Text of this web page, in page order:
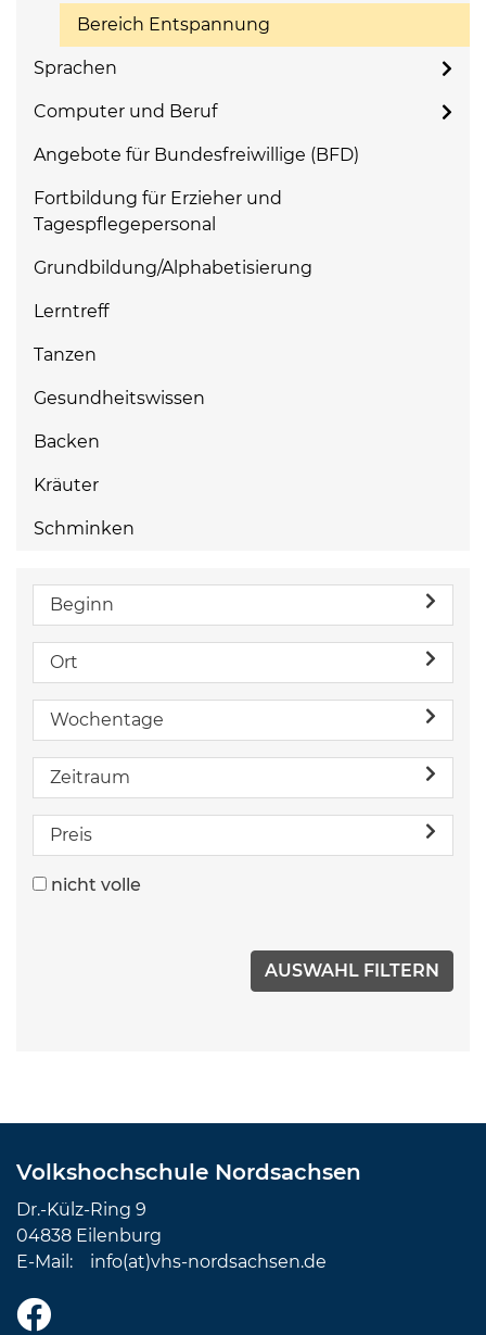
Bereich Entspannung
Sprachen
Computer und Beruf
Angebote für Bundesfreiwillige (BFD)
Fortbildung für Erzieher und
Tagespflegepersonal
Grundbildung/Alphabetisierung
Lerntreff
Tanzen
Gesundheitswissen
Backen
Kräuter
Schminken
Beginn
Ort
Wochentage
Zeitraum
Preis
nicht volle
Volkshochschule Nordsachsen
Dr.-Külz-Ring 9
04838 Eilenburg
E-Mail: info(at)vhs-nordsachsen.de